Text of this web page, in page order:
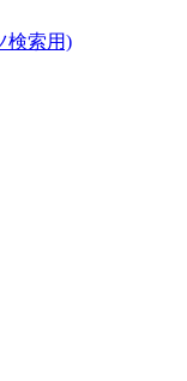
検索用)